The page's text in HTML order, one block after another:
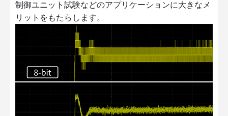
制御ユニット試験などのアプリケーションに大きなメ
リットをもたらします。